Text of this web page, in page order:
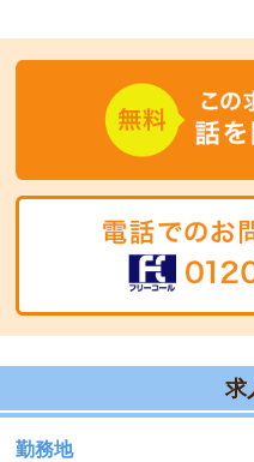
運営法人では、特別養護老人
スなどを展開しております。
職場の環境
平成11年設立。施設からの景
るたびに気持ちが良くなりま
求
勤務地